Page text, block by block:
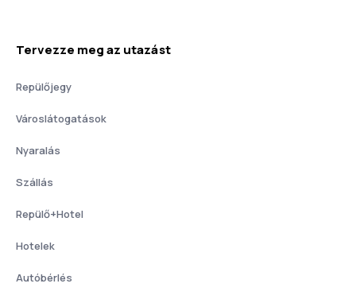
Tervezze meg az utazást
Repülőjegy
Városlátogatások
Nyaralás
Szállás
Repülő+Hotel
Hotelek
Autóbérlés